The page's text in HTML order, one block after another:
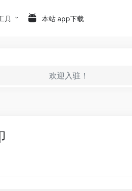
具 本站 app下载
欢迎入驻！